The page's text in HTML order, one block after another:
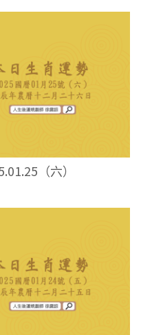
（六）